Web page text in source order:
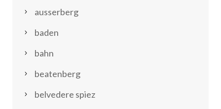
ausserberg
baden
bahn
beatenberg
belvedere spiez